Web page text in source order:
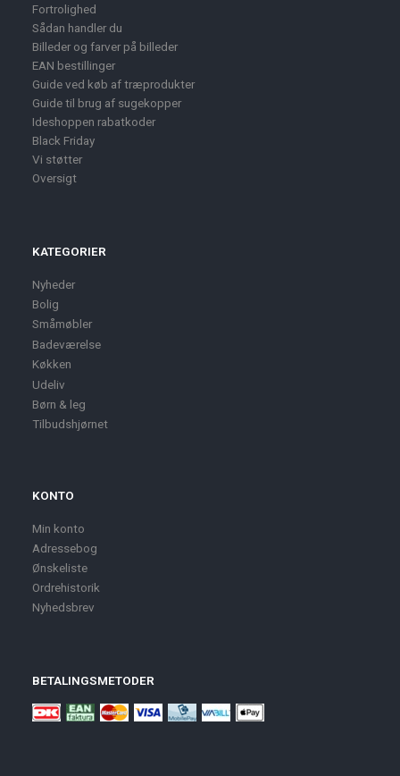
Fortrolighed
Sådan handler du
Billeder og farver på billeder
EAN bestillinger
Guide ved køb af træprodukter
Guide til brug af sugekopper
Ideshoppen rabatkoder
Black Friday
Vi støtter
Oversigt
KATEGORIER
Nyheder
Bolig
Småmøbler
Badeværelse
Køkken
Udeliv
Børn & leg
Tilbudshjørnet
KONTO
Min konto
Adressebog
Ønskeliste
Ordrehistorik
Nyhedsbrev
BETALINGSMETODER